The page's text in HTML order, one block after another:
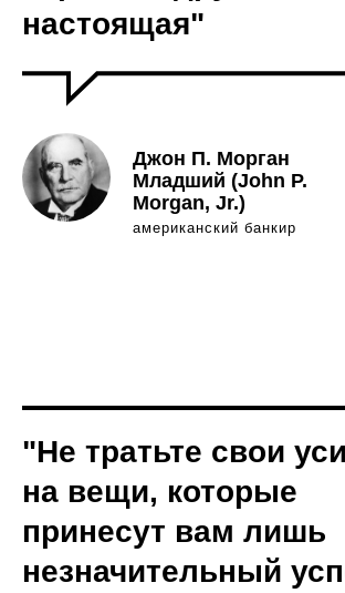
настоящая"
Джон П. Морган
Младший (John P.
Morgan, Jr.)
американский банкир
"Не тратьте свои
на вещи, которые
принесут вам лишь
незначительный